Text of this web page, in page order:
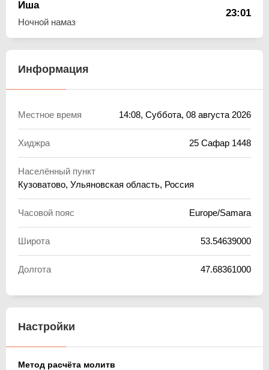
Иша
Ночной намаз
23:01
Информация
Местное время 14:08, Суббота, 08 августа 2026
Хиджра 25 Сафар 1448
Населённый пункт
Кузоватово, Ульяновская область, Россия
Часовой пояс Europe/Samara
Широта 53.54639000
Долгота 47.68361000
Настройки
Метод расчёта молитв